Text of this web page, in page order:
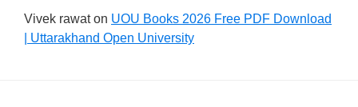
Vivek rawaton UOU Books 2026 Free PDF Download
| Uttarakhand Open University